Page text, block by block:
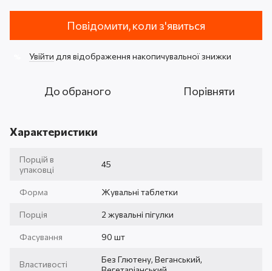
Повідомити, коли з'явиться
Увійти для відображення накопичувальної знижки
До обраного Порівняти
Характеристики
Порцій в
упаковці
45
Форма Жувальні таблетки
Порція 2 жувальні пігулки
Фасування 90 шт
Властивості
Без Глютену, Веганський,